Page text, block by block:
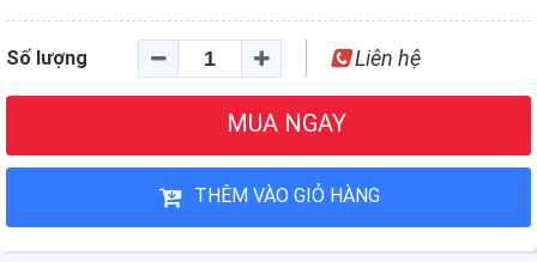
Số lượng Liên hệ
MUA NGAY
THÊM VÀO GIỎ HÀNG